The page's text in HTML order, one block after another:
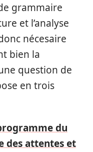
grammaire
et l’analyse
nécesaire
bien la
question de
en trois
du
des attentes et